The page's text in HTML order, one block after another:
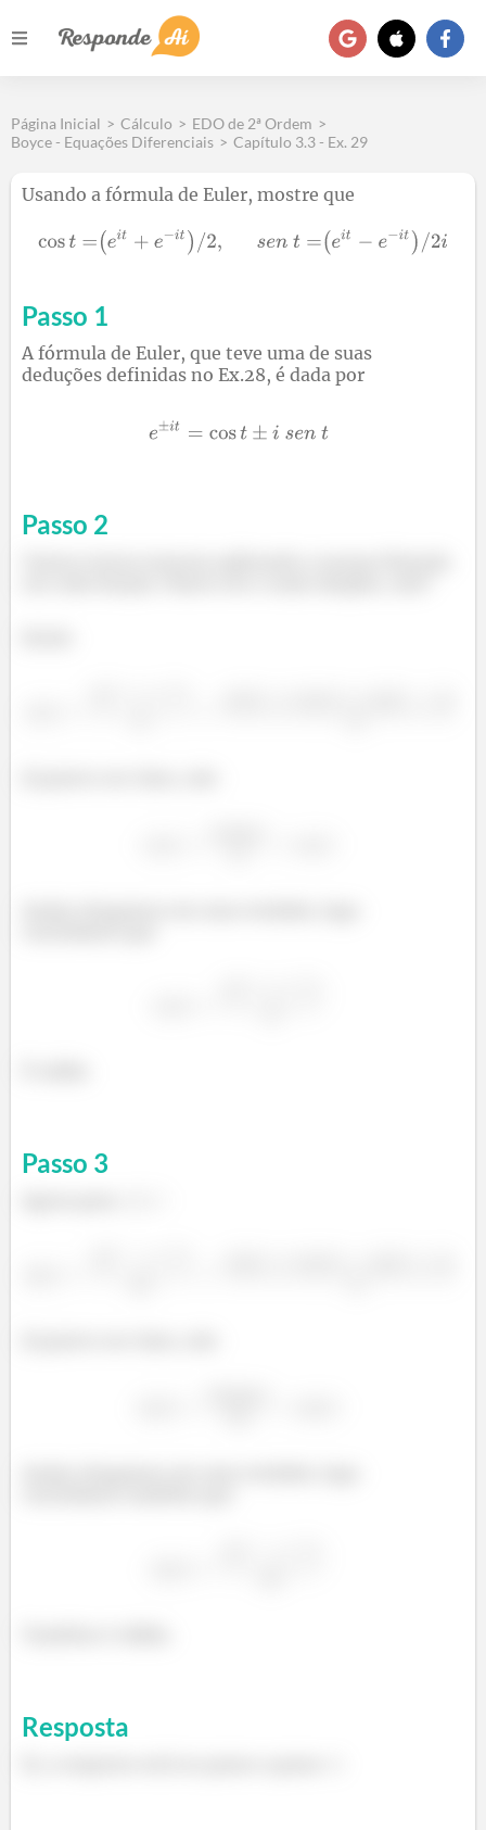
Página Inicial > Cálculo > EDO de 2ª Ordem >
Boyce - Equações Diferenciais > Capítulo 3.3 - Ex. 29
Usando a fórmula de Euler, mostre que
Passo 1
A fórmula de Euler, que teve uma de suas
deduções definidas no Ex.28, é dada por
Passo 2
Passo 3
Resposta